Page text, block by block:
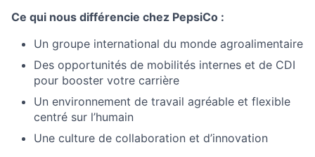
Ce qui nous différencie chez PepsiCo :
Un groupe international du monde agroalimentaire
Des opportunités de mobilités internes et de CDI
pour booster votre carrière
Un environnement de travail agréable et flexible
centré sur l’humain
Une culture de collaboration et d’innovation